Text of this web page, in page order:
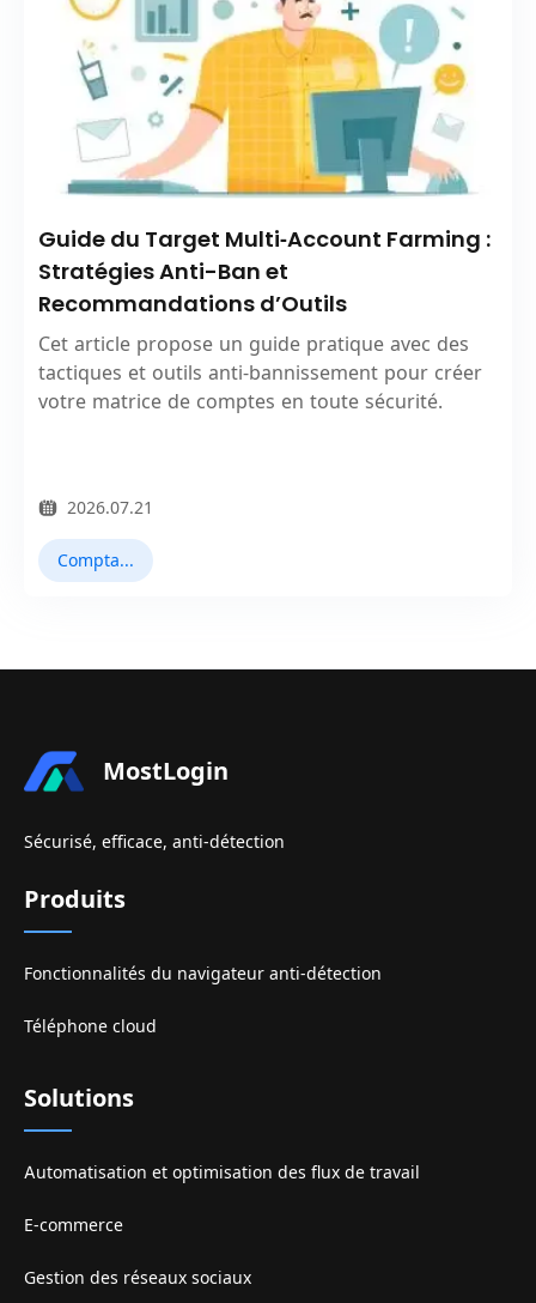
Guide du Target Multi‑Account Farming :
Stratégies Anti-Ban et
Recommandations d’Outils
Cet article propose un guide pratique avec des
tactiques et outils anti-bannissement pour créer
votre matrice de comptes en toute sécurité.
2026.07.21
Comptabilité Multiple
MostLogin
Sécurisé, efficace, anti-détection
Produits
Fonctionnalités du navigateur anti-détection
Téléphone cloud
Solutions
Automatisation et optimisation des flux de travail
E-commerce
Gestion des réseaux sociaux